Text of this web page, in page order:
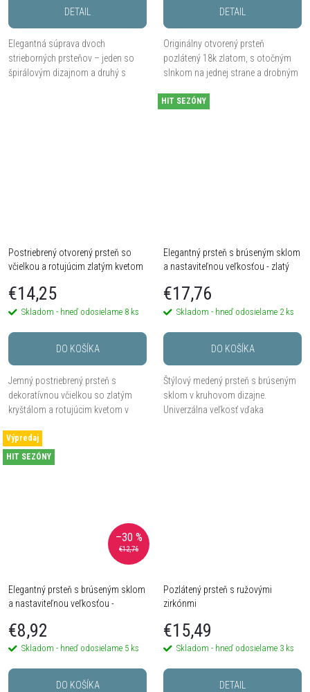
DETAIL
Elegantná súprava dvoch
strieborných prsteňov – jeden so
špirálovým dizajnom a druhý s
DETAIL
Originálny otvorený prsteň
pozlátený 18k zlatom, s otočným
slnkom na jednej strane a drobným
Postriebrený otvorený prsteň so
včielkou a rotujúcim zlatým kvetom
€14,25
Skladom - hneď odosielame 8 ks
DO KOŠÍKA
Jemný postriebrený prsteň s
dekoratívnou včielkou so zlatým
kryštálom a rotujúcim kvetom v
HIT SEZÓNY
Elegantný prsteň s brúseným sklom
a nastaviteľnou veľkosťou - zlatý
€17,76
Skladom - hneď odosielame 2 ks
DO KOŠÍKA
Štýlový medený prsteň s brúseným
sklom v kruhovom dizajne.
Univerzálna veľkosť vďaka
Výpredaj
HIT SEZÓNY
€12,76
–30 %
Elegantný prsteň s brúseným sklom
a nastaviteľnou veľkosťou -
€8,92
Skladom - hneď odosielame 5 ks
DO KOŠÍKA
Pozlátený prsteň s ružovými
zirkónmi
€15,49
Skladom - hneď odosielame 3 ks
DETAIL